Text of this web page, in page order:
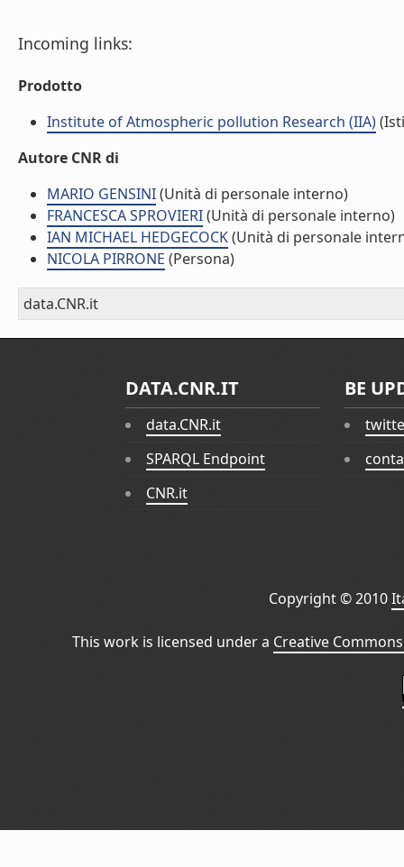
Incoming links:
Prodotto
Institute of Atmospheric pollution Research (IIA)
Autore CNR di
MARIO GENSINI(Unità di personale interno)
FRANCESCA SPROVIERI(Unità di personale interno)
IAN MICHAEL HEDGECOCK(Unità di personale
NICOLA PIRRONE (Persona)
data.CNR.it
DATA.CNR.IT
data.CNR.it
SPARQL Endpoint
CNR.it
BE
Copyright © 2010
This work is licensed under a Creative